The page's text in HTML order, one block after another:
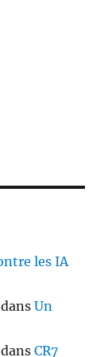
les IA
dansUn
dansCR7